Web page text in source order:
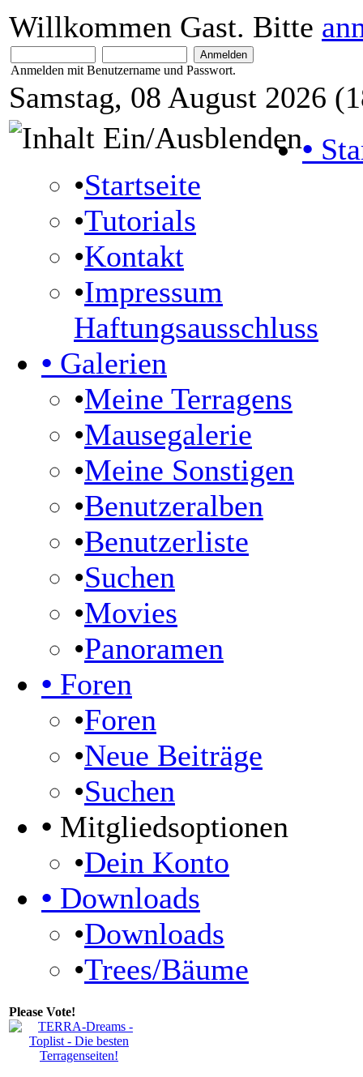
Willkommen Gast. Bitte
Anmelden mit Benutzername und Passwort.
Samstag, 08 August 2026
•
•Startseite
•Tutorials
•Kontakt
•Impressum
Haftungsausschluss
• Galerien
•Meine Terragens
•Mausegalerie
•Meine Sonstigen
•Benutzeralben
•Benutzerliste
•Suchen
•Movies
•Panoramen
• Foren
•Foren
•Neue Beiträge
•Suchen
• Mitgliedsoptionen
•Dein Konto
• Downloads
•Downloads
•Trees/Bäume
Please Vote!